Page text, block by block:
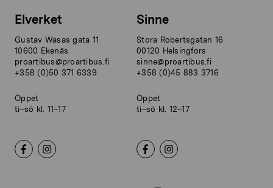
Elverket
Gustav Wasas gata 11
10600 Ekenäs
proartibus@proartibus.fi
+358 (0)50 371 6339
Öppet
ti–sö kl. 11–17
Sinne
Stora Robertsgatan 16
00120 Helsingfors
sinne@proartibus.fi
+358 (0)45 883 3716
Öppet
ti–sö kl. 12–17